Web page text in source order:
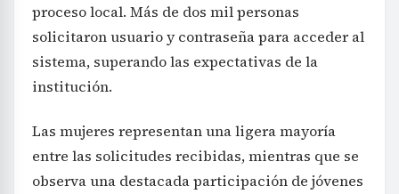
proceso local. Más de dos mil personas
solicitaron usuario y contraseña para acceder al
sistema, superando las expectativas de la
institución.
Las mujeres representan una ligera mayoría
entre las solicitudes recibidas, mientras que se
observa una destacada participación de jóvenes